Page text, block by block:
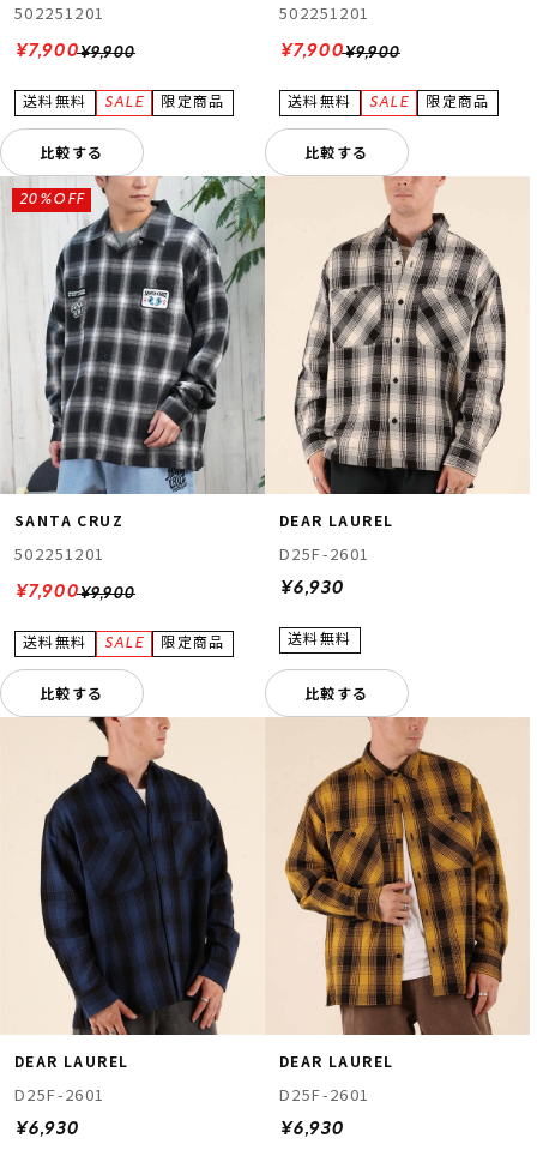
502251201
¥9,900
¥7,900
比較する
502251201
¥9,900
¥7,900
比較する
SANTA CRUZ
502251201
¥9,900
20%OFF
¥7,900
比較する
DEAR LAUREL
D25F-2601
¥6,930
比較する
DEAR LAUREL
D25F-2601
¥6,930
DEAR LAUREL
D25F-2601
¥6,930